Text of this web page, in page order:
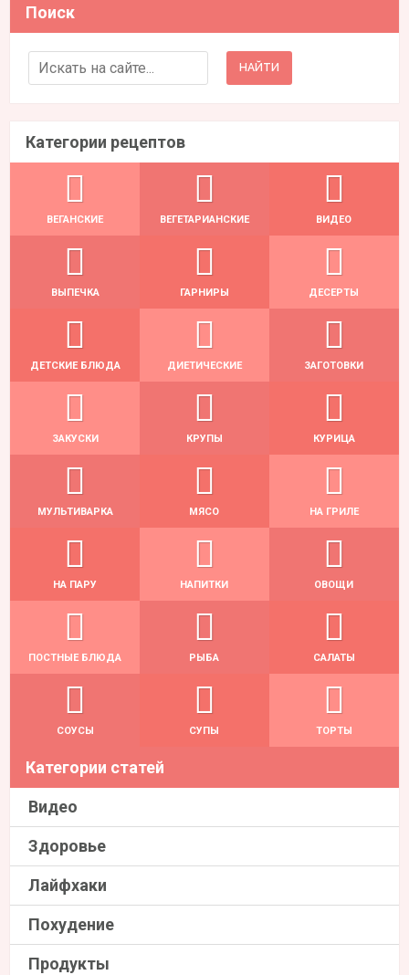
Поиск
Search for:
Категории рецептов
ВЕГАНСКИЕ ВЕГЕТАРИАНСКИЕ ВИДЕО
ВЫПЕЧКА ГАРНИРЫ ДЕСЕРТЫ
ДЕТСКИЕ БЛЮДА ДИЕТИЧЕСКИЕ ЗАГОТОВКИ
ЗАКУСКИ КРУПЫ КУРИЦА
МУЛЬТИВАРКА МЯСО НА ГРИЛЕ
НА ПАРУ НАПИТКИ ОВОЩИ
ПОСТНЫЕ БЛЮДА РЫБА САЛАТЫ
СОУСЫ СУПЫ ТОРТЫ
Категории статей
Видео
Здоровье
Лайфхаки
Похудение
Продукты